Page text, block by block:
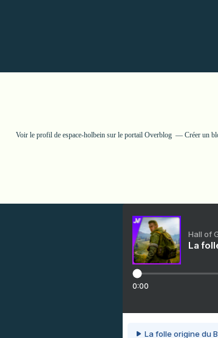
Voir le profil de espace-holbeinsur le portail Overblog Créer un
Hall of
La
0:00
La folle origine du